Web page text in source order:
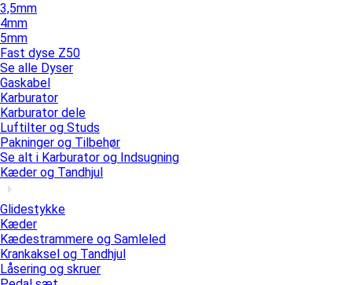
3,5mm
4mm
5mm
Fast dyse Z50
Se alle Dyser
Gaskabel
Karburator
Karburator dele
Luftilter og Studs
Pakninger og Tilbehør
Se alt i Karburator og Indsugning
Kæder og Tandhjul
Glidestykke
Kæder
Kædestrammere og Samleled
Krankaksel og Tandhjul
Låsering og skruer